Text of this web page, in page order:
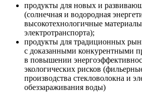
продукты для новых и
(солнечная и водородная
высокотехнологичные
электротранспорта);
продукты для традиционных
с доказанными конкурентными
в повышении
экологических рисков
производства стекловолокна и
обеззараживания воды)